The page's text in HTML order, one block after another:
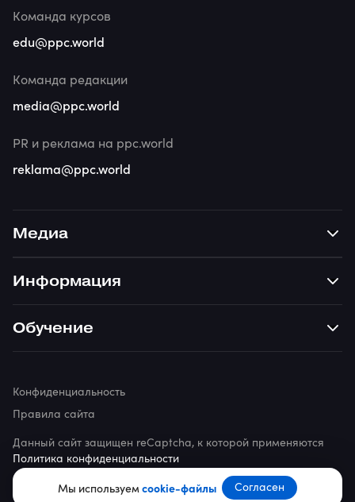
Мы используемcookie-файлы Согласен
Медиа
Информация
Обучение
Команда курсов
edu@ppc.world
Команда редакции
media@ppc.world
PR и реклама на ppc.world
reklama@ppc.world
© 2026 ppc.world
Данный сайт защищен reCaptcha, к которой применяются
Политика конфиденциальности
Конфиденциальность
Правила сайта